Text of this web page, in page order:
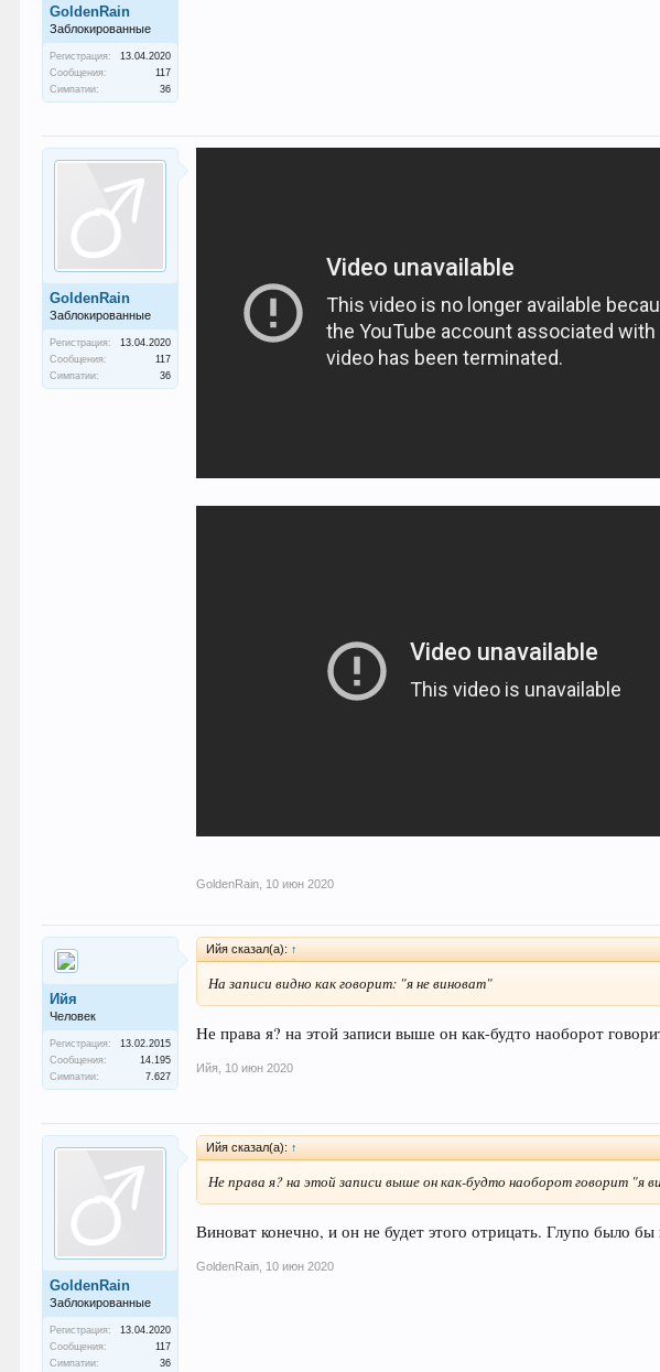
GoldenRain
Заблокированные
Регистрация:
13.04.2020
Сообщения:
117
Симпатии:
36
GoldenRain
Заблокированные
Регистрация:
13.04.2020
Сообщения:
117
Симпатии:
36
GoldenRain 10 июн 2020
Ийя
Человек
Регистрация:
13.02.2015
Сообщения:
14.195
Симпатии:
7.627
Ийя сказал(а): ↑
На записи видно как говорит: "я не виноват"
Не права я? на этой записи выше он как-будто наоборот
Ийя 10 июн 2020
GoldenRain
Заблокированные
Регистрация:
13.04.2020
Сообщения:
117
Симпатии:
36
Ийя сказал(а): ↑
Не права я? на этой записи выше он как-будто наоборот говорит "я
Виноват конечно, и он не будет этого отрицать. Глупо было
GoldenRain 10 июн 2020